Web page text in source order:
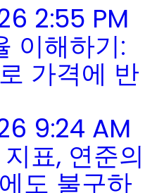
2:55 PM
이해하기:
가격에 반
9:24 AM
표, 연준의
도 불구하